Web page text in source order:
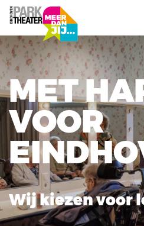
MET
VOOR
Wij kiezen voor